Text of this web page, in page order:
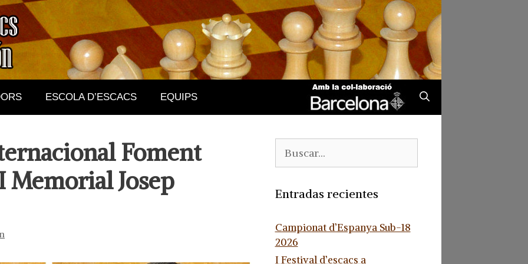
ESCOLA D’ESCACS EQUIPS
Foment
Josep
Entradas recientes
Campionat d’Espanya Sub-18
2026
I Festival d’escacs a